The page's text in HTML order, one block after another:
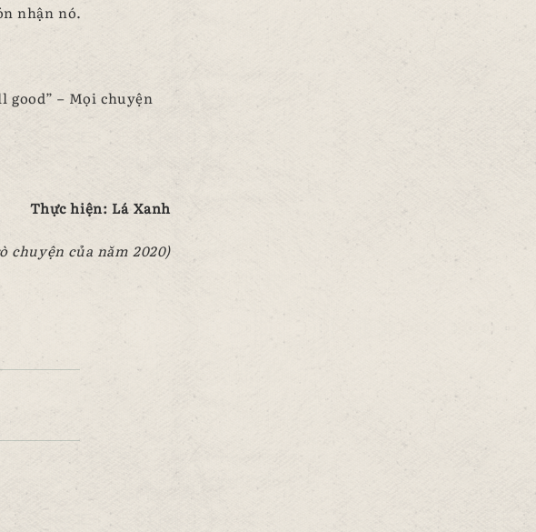
nhận nó.
– Mọi chuyện
Thực hiện: Lá Xanh
chuyện của năm 2020)